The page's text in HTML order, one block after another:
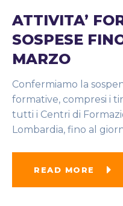
ATTIVITA’
SOSPESE
MARZO
Confermiamo la
formative, compresi i
tutti i Centri di
Lombardia, fino al
READ MORE